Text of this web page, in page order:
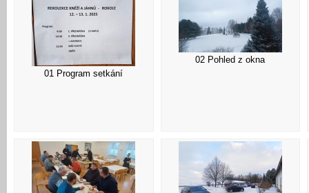
01 Program setkání
02 Pohled z okna